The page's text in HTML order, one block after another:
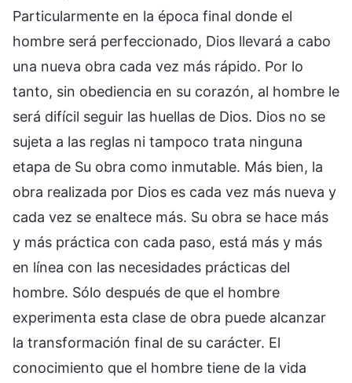
Particularmente en la época final donde el
hombre será perfeccionado, Dios llevará a cabo
una nueva obra cada vez más rápido. Por lo
tanto, sin obediencia en su corazón, al hombre le
será difícil seguir las huellas de Dios. Dios no se
sujeta a las reglas ni tampoco trata ninguna
etapa de Su obra como inmutable. Más bien, la
obra realizada por Dios es cada vez más nueva y
cada vez se enaltece más. Su obra se hace más
y más práctica con cada paso, está más y más
en línea con las necesidades prácticas del
hombre. Sólo después de que el hombre
experimenta esta clase de obra puede alcanzar
la transformación final de su carácter. El
conocimiento que el hombre tiene de la vida